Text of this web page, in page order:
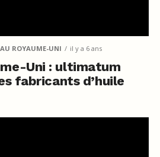
ROYAUME-UNI il y a 6 ans
Uni : ultimatum
fabricants d’huile